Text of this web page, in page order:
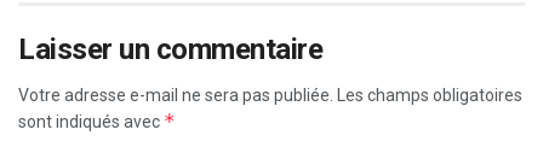
Laisser un commentaire
Votre adresse e-mail ne sera pas publiée. Les champs obligatoires
sont indiqués avec *